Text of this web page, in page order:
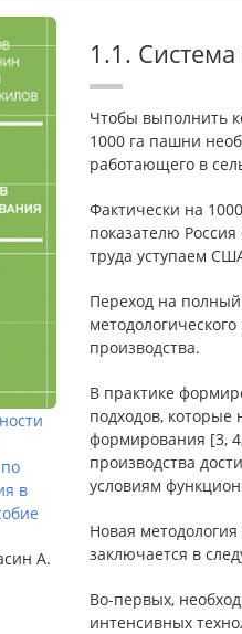
в
А.
1.1.
Чтобы выполнить
1000 га пашни
работающего в
Фактически на
показателю
труда уступаем
Переход на
производства.
В практике
подходов,
формирования [3,
производства
условиям
Новая
заключается в
Во-первых,
интенсивных